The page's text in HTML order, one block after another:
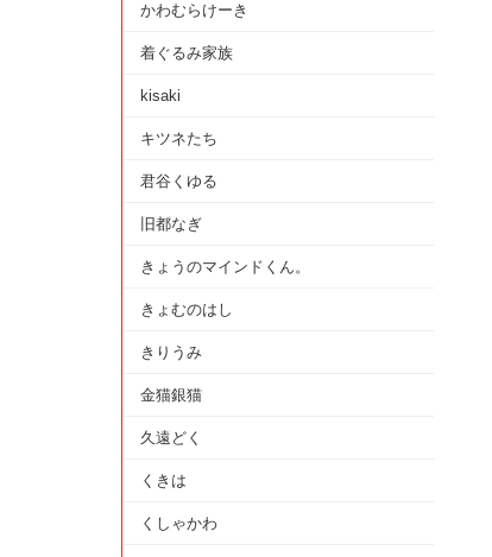
かわむらけーき
着ぐるみ家族
kisaki
キツネたち
君谷くゆる
旧都なぎ
きょうのマインドくん。
きょむのはし
きりうみ
金猫銀猫
久遠どく
くきは
くしゃかわ